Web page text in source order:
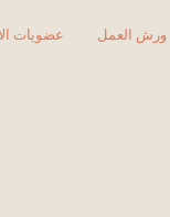
عضويات ورش العمل